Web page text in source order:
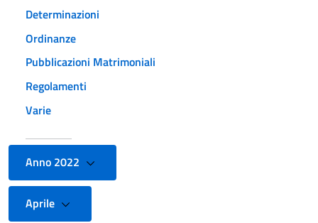
Determinazioni
Ordinanze
Pubblicazioni Matrimoniali
Regolamenti
Varie
Anno 2022
Aprile